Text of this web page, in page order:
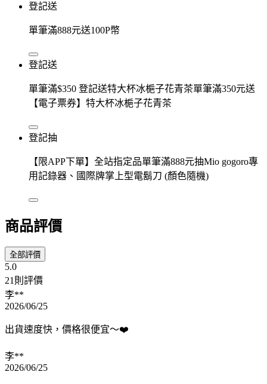
登記送
單筆滿888元送100P幣
登記送
單筆滿$350 登記送特大杯冰梔子花青茶單筆滿350元送
【電子票券】特大杯冰梔子花青茶
登記抽
【限APP下單】全站指定品單筆滿888元抽Mio gogoro專
用記錄器、國際牌掌上型電鬍刀 (顏色隨機)
商品評價
全部評價
5.0
21則評價
李**
2026/06/25
出貨速度快，價格很便宜～❤️
李**
2026/06/25